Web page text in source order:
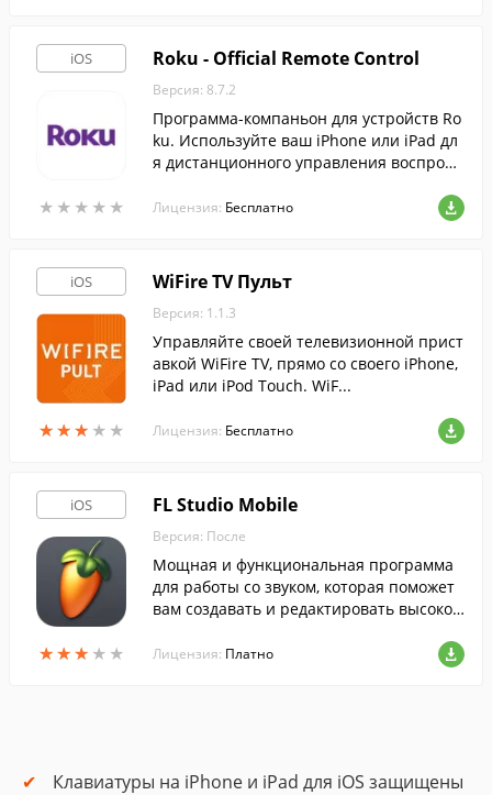
iOS
★ ★ ★ ★ ★
★ ★ ★ ★ ★
Roku - Official Remote Control
Версия: 8.7.2
Программа-компаньон для устройств Ro
ku. Используйте ваш iPhone или iPad дл
я дистанционного управления воспроиз
джет любимый видеоконтент.
Лицензия: Бесплатно
iOS
★★★ ★ ★
★★★ ★ ★
WiFire TV Пульт
Версия: 1.1.3
Управляйте своей телевизионной прист
авкой WiFire TV, прямо со своего iPhone,
iPad или iPod Touch. WiF...
Лицензия: Бесплатно
iOS
★★★ ★ ★
★★★ ★ ★
FL Studio Mobile
Версия: После
Мощная и функциональная программа
для работы со звуком, которая поможет
вам создавать и редактировать высокок
ные композиции в любой момент.
Лицензия: Платно
Клавиатуры на iPhone и iPad для iOS защищены